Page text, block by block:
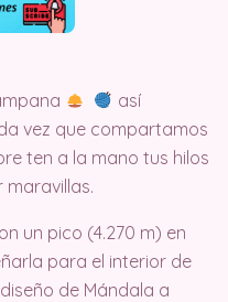
así
vez que compartamos
ten a la mano tus hilos
un pico (4.270 m) en
para el interior de
de Mándala a